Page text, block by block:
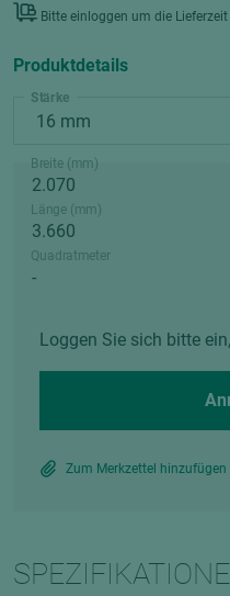
Bitte einloggen um die Lieferzeit
Produktdetails
Stärke
Breite (mm)
Länge (mm)
Quadratmeter
Loggen Sie sich bitte
Zum Merkzettel hinzufügen